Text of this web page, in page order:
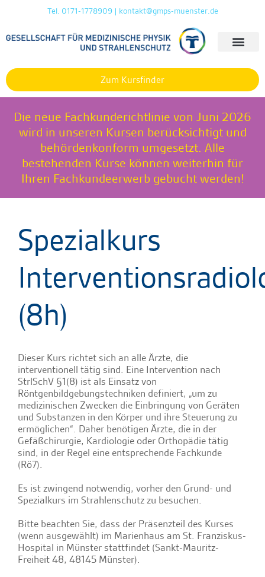
Tel. 0171-1778909 | kontakt@gmps-muenster.de
Zum Kursfinder
Die neue Fachkunderichtlinie von Juni 2026
wird in unseren Kursen berücksichtigt und
behördenkonform umgesetzt. Alle
bestehenden Kurse können weiterhin für
Ihren Fachkundeerwerb gebucht werden!
Spezialkurs
(8h)
Dieser Kurs richtet sich an alle Ärzte, die
interventionell tätig sind. Eine Intervention nach
StrlSchV §1(8) ist als Einsatz von
Röntgenbildgebungstechniken definiert, „um zu
medizinischen Zwecken die Einbringung von Geräten
und Substanzen in den Körper und ihre Steuerung zu
ermöglichen“. Daher benötigen Ärzte, die in der
Gefäßchirurgie, Kardiologie oder Orthopädie tätig
sind, in der Regel eine entsprechende Fachkunde
(Rö7).
Es ist zwingend notwendig, vorher den Grund- und
Spezialkurs im Strahlenschutz zu besuchen.
Bitte beachten Sie, dass der Präsenzteil des Kurses
(wenn ausgewählt) im Marienhaus am St. Franziskus-
Hospital in Münster stattfindet (Sankt-Mauritz-
Freiheit 48, 48145 Münster).